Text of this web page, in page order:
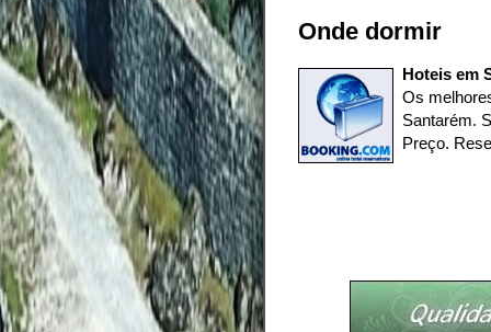
Onde dormir
Hoteis em
Os
Santarém.
Preço.